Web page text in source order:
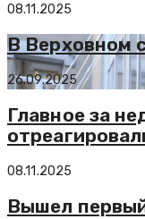
08.11.2025
В Верховном
26.09.2025
Главное за
08.11.2025
Вышел